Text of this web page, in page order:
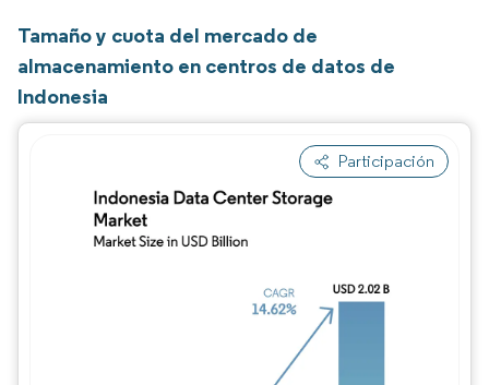
Tamaño y cuota del mercado de
almacenamiento en centros de datos de
Indonesia
Participación